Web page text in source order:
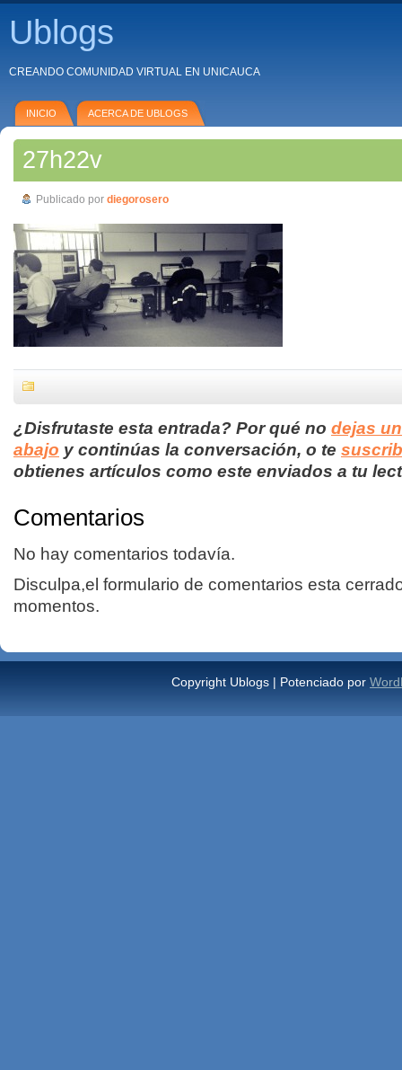
Ublogs
CREANDO COMUNIDAD VIRTUAL EN UNICAUCA
INICIO ACERCA DE UBLOGS
27h22v
Publicado por diegorosero
¿Disfrutaste esta entrada? Por qué no dejas
abajo y continúas la conversación, o te
obtienes artículos como este enviados a tu
Comentarios
No hay comentarios todavía.
Disculpa,el formulario de comentarios esta
momentos.
Copyright Ublogs | Potenciado por